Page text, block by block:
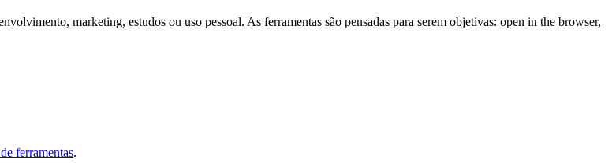
marketing, estudos ou uso pessoal. As ferramentas são pensadas para serem objetivas: open in the browser,
ferramentas.